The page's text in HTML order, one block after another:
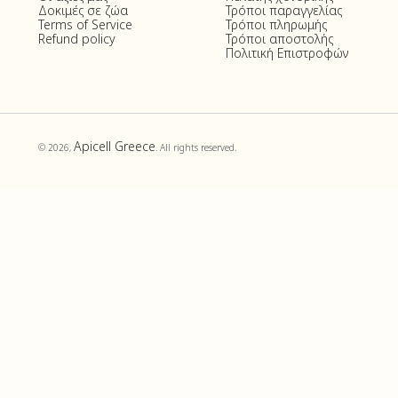
Δοκιμές σε ζώα
Terms of Service
Refund policy
Τρόποι παραγγελίας
Τρόποι πληρωμής
Τρόποι αποστολής
Πολιτική Επιστροφών
© 2026, Apicell Greece. All rights reserved.